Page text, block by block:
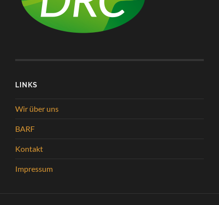
LINKS
Wir über uns
BARF
Kontakt
Impressum